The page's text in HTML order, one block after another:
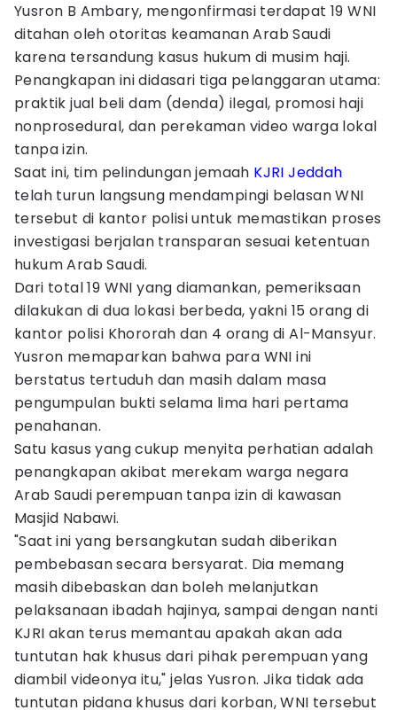
Yusron B Ambary, mengonfirmasi terdapat 19 WNI
ditahan oleh otoritas keamanan Arab Saudi
karena tersandung kasus hukum di musim haji.
Penangkapan ini didasari tiga pelanggaran utama:
praktik jual beli dam (denda) ilegal, promosi haji
nonprosedural, dan perekaman video warga lokal
tanpa izin.
Saat ini, tim pelindungan jemaah KJRI Jeddah
telah turun langsung mendampingi belasan WNI
tersebut di kantor polisi untuk memastikan proses
investigasi berjalan transparan sesuai ketentuan
hukum Arab Saudi.
Dari total 19 WNI yang diamankan, pemeriksaan
dilakukan di dua lokasi berbeda, yakni 15 orang di
kantor polisi Khororah dan 4 orang di Al-Mansyur.
Yusron memaparkan bahwa para WNI ini
berstatus tertuduh dan masih dalam masa
pengumpulan bukti selama lima hari pertama
penahanan.
Satu kasus yang cukup menyita perhatian adalah
penangkapan akibat merekam warga negara
Arab Saudi perempuan tanpa izin di kawasan
Masjid Nabawi.
"Saat ini yang bersangkutan sudah diberikan
pembebasan secara bersyarat. Dia memang
masih dibebaskan dan boleh melanjutkan
pelaksanaan ibadah hajinya, sampai dengan nanti
KJRI akan terus memantau apakah akan ada
tuntutan hak khusus dari pihak perempuan yang
diambil videonya itu," jelas Yusron. Jika tidak ada
tuntutan pidana khusus dari korban, WNI tersebut